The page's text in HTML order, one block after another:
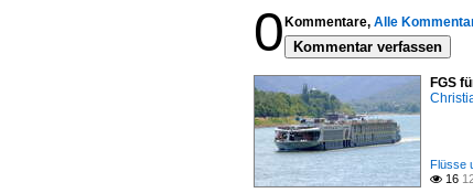
0 Kommentare, Alle
Kommentar verfassen
FGS
Flüsse
 16